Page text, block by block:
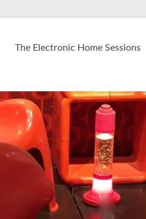
The Electronic Home Sessions